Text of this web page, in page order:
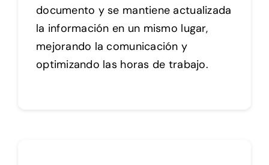
documento y se mantiene actualizada
la información en un mismo lugar,
mejorando la comunicación y
optimizando las horas de trabajo.